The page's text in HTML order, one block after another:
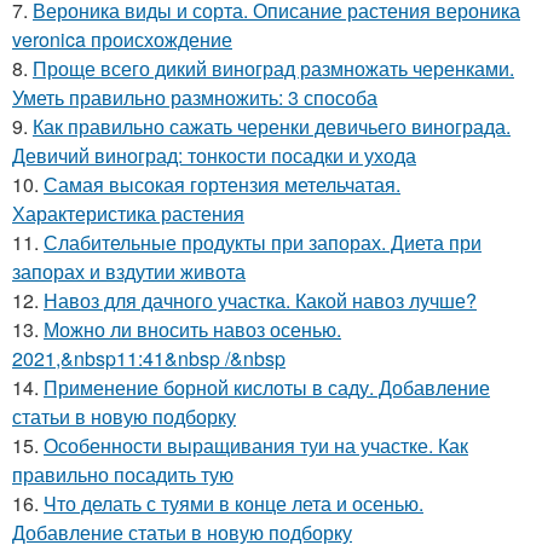
7. Вероника виды и сорта. Описание растения вероника
veronica происхождение
8. Проще всего дикий виноград размножать черенками.
Уметь правильно размножить: 3 способа
9. Как правильно сажать черенки девичьего винограда.
Девичий виноград: тонкости посадки и ухода
10. Самая высокая гортензия метельчатая.
Характеристика растения
11. Слабительные продукты при запорах. Диета при
запорах и вздутии живота
12. Навоз для дачного участка. Какой навоз лучше?
13. Можно ли вносить навоз осенью.
2021,&nbsp11:41&nbsp /&nbsp
14. Применение борной кислоты в саду. Добавление
статьи в новую подборку
15. Особенности выращивания туи на участке. Как
правильно посадить тую
16. Что делать с туями в конце лета и осенью.
Добавление статьи в новую подборку